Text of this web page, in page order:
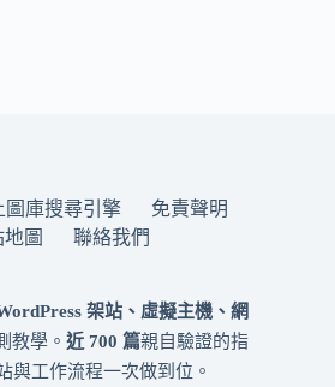
圖庫搜尋引擎
免責聲明
圖
聯絡我們
架站、虛擬主機、網
教學。 近 700 篇親自驗證的指
與工作流程一次做到位。